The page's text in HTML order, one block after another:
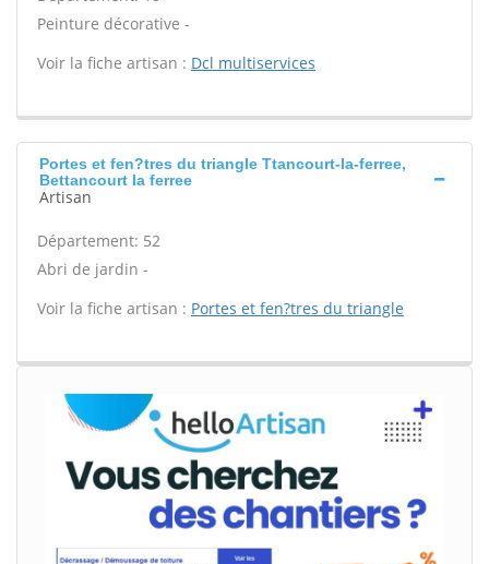
Peinture décorative -
Voir la fiche artisan : Dcl multiservices
Portes et fen?tres du triangle Ttancourt-la-ferree,
Bettancourt la ferree
Artisan
Département: 52
Abri de jardin -
Voir la fiche artisan : Portes et fen?tres du triangle